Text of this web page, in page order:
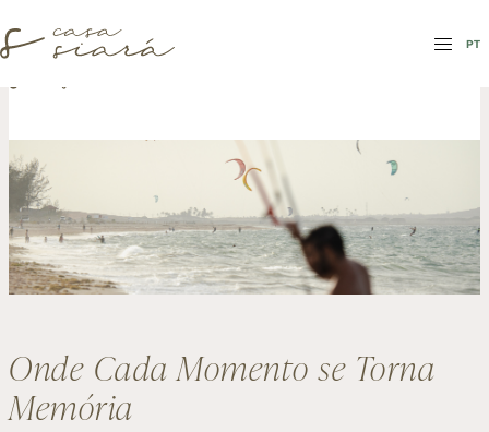
PT
Onde Cada Momento se Torna
Memória